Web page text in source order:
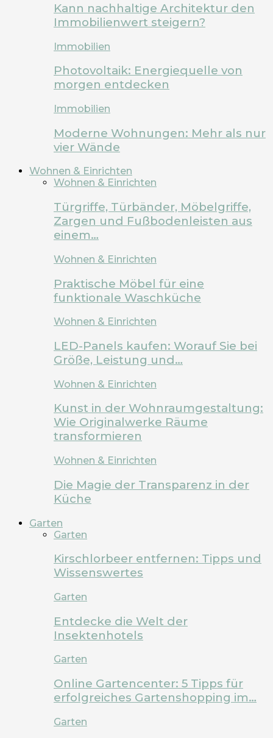
Kann nachhaltige Architektur den
Immobilienwert steigern?
Immobilien
Photovoltaik: Energiequelle von
morgen entdecken
Immobilien
Moderne Wohnungen: Mehr als nur
vier Wände
Wohnen & Einrichten
Wohnen & Einrichten
Türgriffe, Türbänder, Möbelgriffe,
Zargen und Fußbodenleisten aus
einem…
Wohnen & Einrichten
Praktische Möbel für eine
funktionale Waschküche
Wohnen & Einrichten
LED-Panels kaufen: Worauf Sie bei
Größe, Leistung und…
Wohnen & Einrichten
Kunst in der Wohnraumgestaltung:
Wie Originalwerke Räume
transformieren
Wohnen & Einrichten
Die Magie der Transparenz in der
Küche
Garten
Garten
Kirschlorbeer entfernen: Tipps und
Wissenswertes
Garten
Entdecke die Welt der
Insektenhotels
Garten
Online Gartencenter: 5 Tipps für
erfolgreiches Gartenshopping im…
Garten